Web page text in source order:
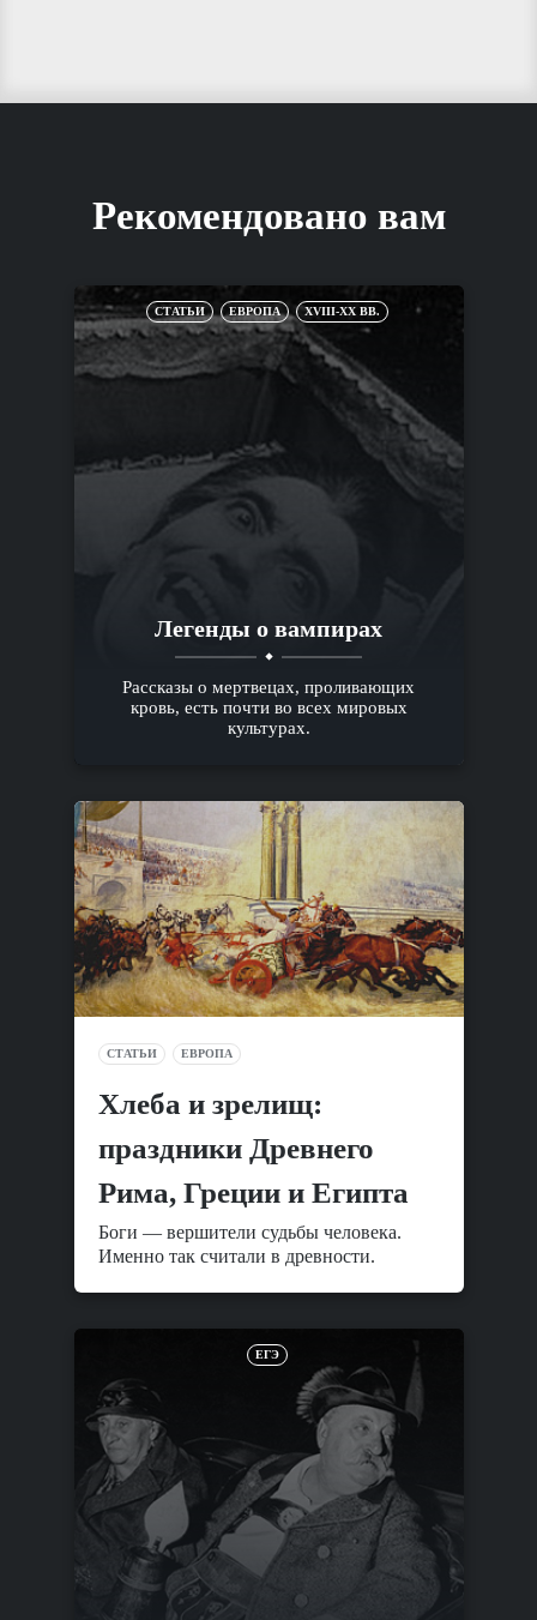
Рекомендовано вам
СТАТЬИ ЕВРОПА XVIII-XX ВВ.
Легенды о вампирах
Рассказы о мертвецах, проливающих
кровь, есть почти во всех мировых
культурах.
СТАТЬИ ЕВРОПА
Хлеба и зрелищ:
праздники Древнего
Рима, Греции и Египта
Боги — вершители судьбы человека.
Именно так считали в древности.
ЕГЭ